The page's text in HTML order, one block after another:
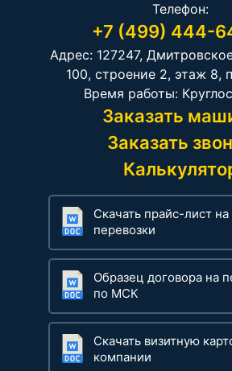
Телефон:
+7 (499) 444-
Адрес: 127247,
100, строение 2, этаж 8,
Время работы:
Заказать
Заказать
Скачать прайс-лист на
перевозки
Образец договора на
по МСК
Скачать визитную
компании